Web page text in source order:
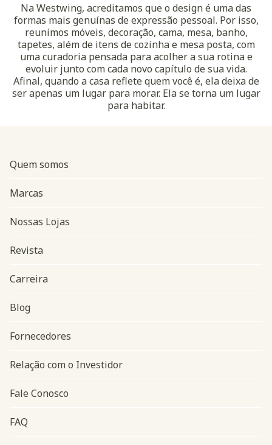
Na Westwing, acreditamos que o design é uma das
formas mais genuínas de expressão pessoal. Por isso,
reunimos móveis, decoração, cama, mesa, banho,
tapetes, além de itens de cozinha e mesa posta, com
uma curadoria pensada para acolher a sua rotina e
evoluir junto com cada novo capítulo de sua vida.
Afinal, quando a casa reflete quem você é, ela deixa de
ser apenas um lugar para morar. Ela se torna um lugar
para habitar.
Navegação do rodapé
Quem somos
Marcas
Nossas Lojas
Revista
Carreira
Blog
Fornecedores
Relação com o Investidor
Fale Conosco
FAQ